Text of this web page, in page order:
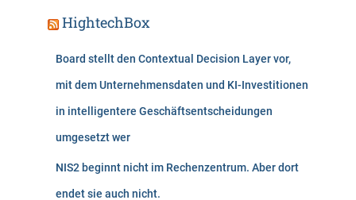
HightechBox
Board stellt den Contextual Decision Layer vor,
mit dem Unternehmensdaten und KI-Investitionen
in intelligentere Geschäftsentscheidungen
umgesetzt wer
NIS2 beginnt nicht im Rechenzentrum. Aber dort
endet sie auch nicht.